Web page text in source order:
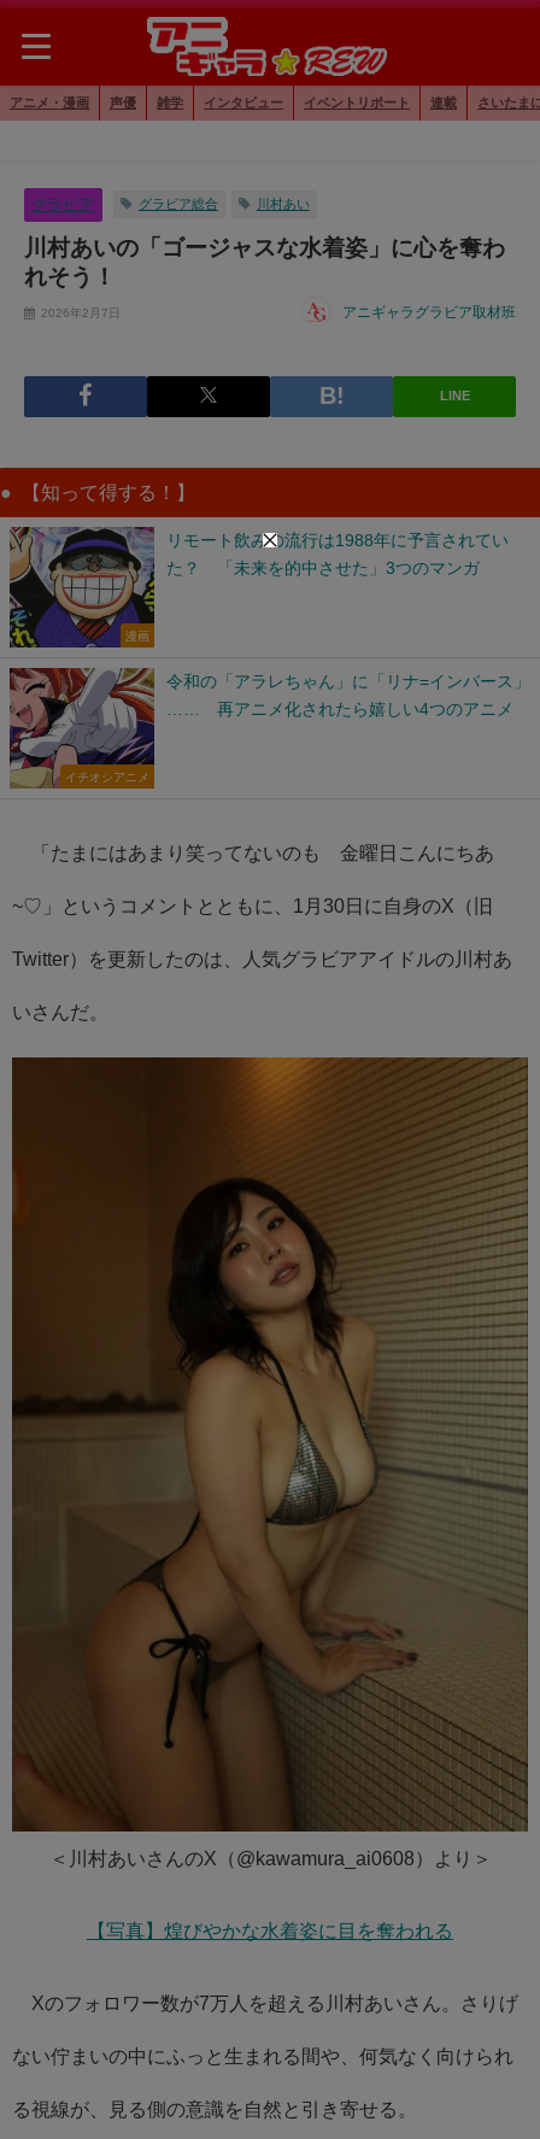
アニメ・漫画 声優 雑学 インタビュー イベントリポート 連載 さいたま
グラビア グラビア総合 川村あい
川村あいの「ゴージャスな水着姿」に心を奪わ
れそう！
2026年2月7日 アニギャラグラビア取材班
LINE
【知って得する！】
漫画
リモート飲みの流行は1988年に予言されてい
た？ 「未来を的中させた」3つのマンガ
イチオシアニメ
令和の「アラレちゃん」に「リナ=インバース」
…… 再アニメ化されたら嬉しい4つのアニメ
「たまにはあまり笑ってないのも 金曜日こんにちあ
~♡」というコメントとともに、1月30日に自身のX（旧
Twitter）を更新したのは、人気グラビアアイドルの川村あ
いさんだ。
＜川村あいさんのX（@kawamura_ai0608）より＞
【写真】煌びやかな水着姿に目を奪われる
Xのフォロワー数が7万人を超える川村あいさん。さりげ
ない佇まいの中にふっと生まれる間や、何気なく向けられ
る視線が、見る側の意識を自然と引き寄せる。